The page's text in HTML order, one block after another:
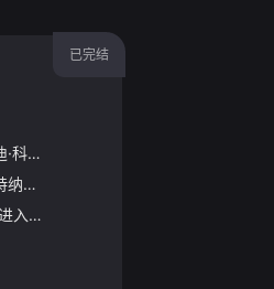
已完结
庞·奥莱利
纳 /
Central South West电视特许经营权之争进入白热化阶段，Corinium与Venturer之间的战争正迈入危险新阶段。Tony Baddingham比以往更加冷酷无情，他决心将对手逐个击